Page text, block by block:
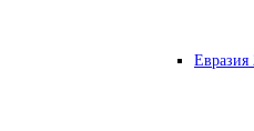
Евразия